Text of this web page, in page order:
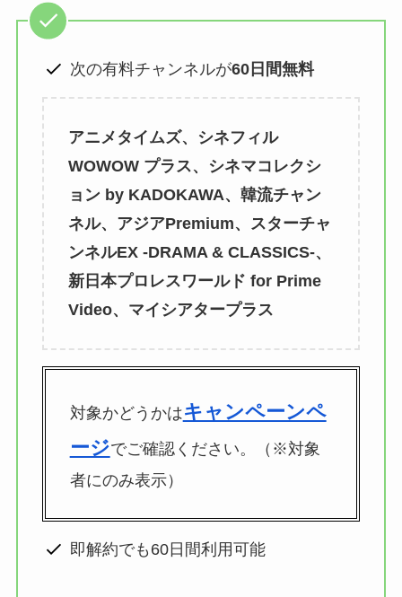
ド
0048801
第一生命支店
次の有料チャンネルが60日間無料
アニメタイムズ、シネフィル
WOWOW プラス、シネマコレクシ
ョン by KADOKAWA、韓流チャン
ネル、アジアPremium、スターチャ
ンネルEX -DRAMA & CLASSICS-、
新日本プロレスワールド for Prime
Video、マイシアタープラス
対象かどうかはキャンペーンペ
ージでご確認ください。（※対象
者にのみ表示）
即解約でも60日間利用可能